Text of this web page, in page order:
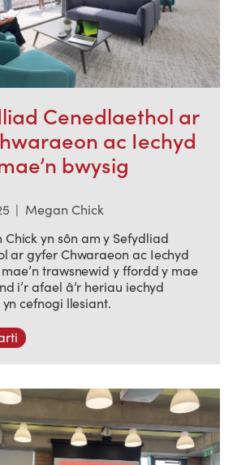
Cenedlaethol ar
ac Iechyd
bwysig
| Megan Chick
yn sôn am y Sefydliad
ar gyfer Chwaraeon ac Iechyd
trawsnewid y ffordd y mae
i’r afael â’r heriau iechyd
cefnogi llesiant.